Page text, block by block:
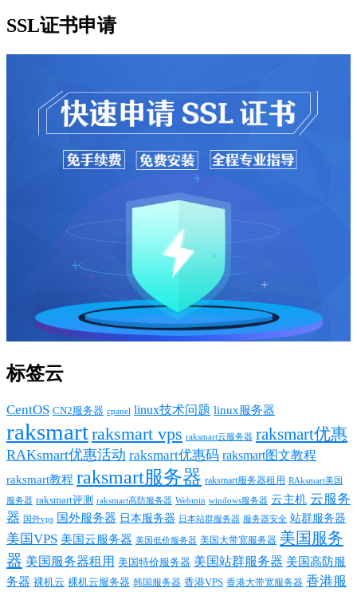
SSL证书申请
标签云
CentOS CN2服务器 cpanel linux技术问题 linux服务器
raksmartraksmart vps raksmart云服务器 raksmart优惠
RAKsmart优惠活动 raksmart优惠码 raksmart图文教程
raksmart教程 raksmart服务器 raksmart服务器租用 RAksmart美国
服务器 raksmart评测 raksmart高防服务器 Webmin windows服务器 云主机 云服务
器 国外vps 国外服务器 日本服务器 日本站群服务器 服务器安全 站群服务器
美国VPS 美国云服务器 美国低价服务器 美国大带宽服务器 美国服务
器 美国服务器租用 美国特价服务器 美国站群服务器 美国高防服
务器 裸机云 裸机云服务器 韩国服务器 香港VPS 香港大带宽服务器 香港服